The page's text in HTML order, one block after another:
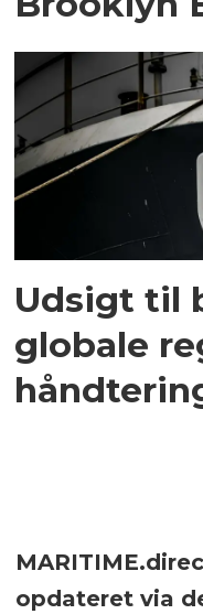
Udsigt til
globale
opdateret via